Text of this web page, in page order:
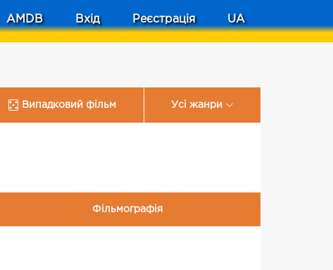
AMDB Вхід Реєстрація UA
Випадковий фільм Усі жанри
Фільмографія